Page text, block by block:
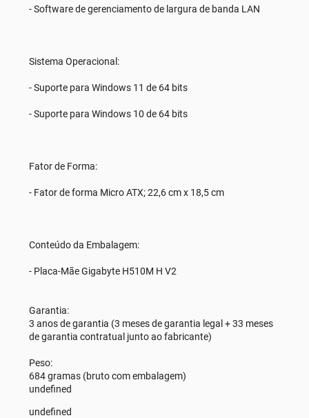
- Software de gerenciamento de largura de banda LAN
Sistema Operacional:
- Suporte para Windows 11 de 64 bits
- Suporte para Windows 10 de 64 bits
Fator de Forma:
- Fator de forma Micro ATX; 22,6 cm x 18,5 cm
Conteúdo da Embalagem:
- Placa-Mãe Gigabyte H510M H V2
Garantia:
3 anos de garantia (3 meses de garantia legal + 33 meses
de garantia contratual junto ao fabricante)
Peso:
684 gramas (bruto com embalagem)
undefined
undefined